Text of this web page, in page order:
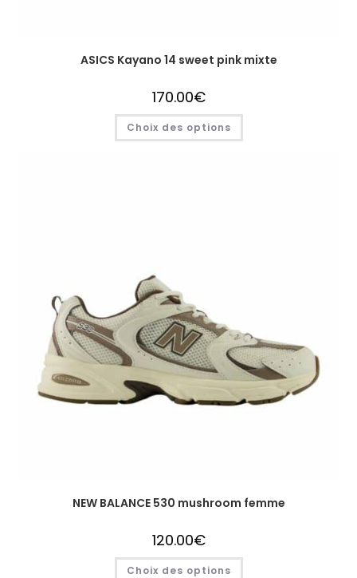
ASICS Kayano 14 sweet pink mixte
170.00€
Choix des options
NEW BALANCE 530 mushroom femme
120.00€
Choix des options